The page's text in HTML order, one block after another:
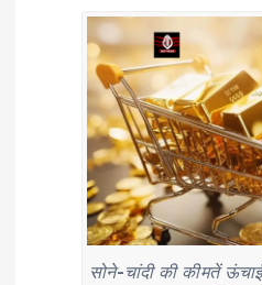
सोने-चांदी की कीमतें